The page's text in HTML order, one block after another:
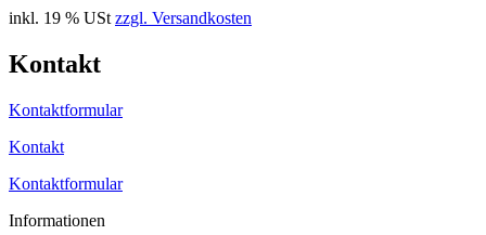
inkl. 19 % USt zzgl. Versandkosten
Kontakt
Kontaktformular
Kontakt
Kontaktformular
Informationen